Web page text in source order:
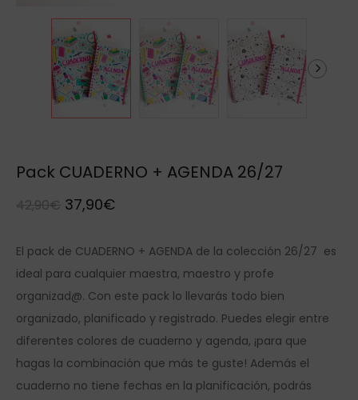
Pack CUADERNO + AGENDA 26/27
42,90€ 37,90€
El pack de CUADERNO + AGENDA de la colección 26/27 es
ideal para cualquier maestra, maestro y profe
organizad@. Con este pack lo llevarás todo bien
organizado, planificado y registrado. Puedes elegir entre
diferentes colores de cuaderno y agenda, ¡para que
hagas la combinación que más te guste! Además el
cuaderno no tiene fechas en la planificación, podrás